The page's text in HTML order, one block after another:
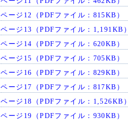
ページ12（PDFファイル：815KB）
ページ13（PDFファイル：1,191KB）
ページ14（PDFファイル：620KB）
ページ15（PDFファイル：705KB）
ページ16（PDFファイル：829KB）
ページ17（PDFファイル：817KB）
ページ18（PDFファイル：1,526KB）
ページ19（PDFファイル：930KB）